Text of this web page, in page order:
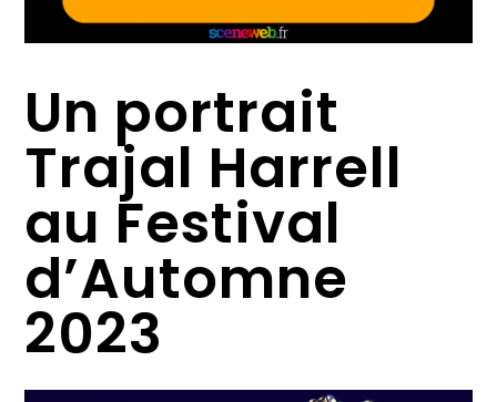
Un portrait
Trajal Harrell
au Festival
d’Automne
2023